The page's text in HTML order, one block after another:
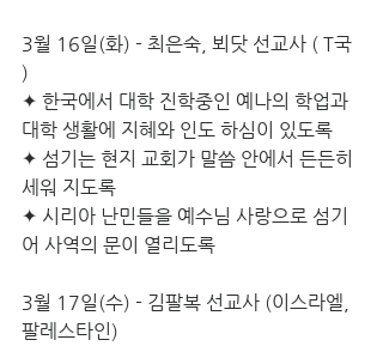
3월 16일(화) - 최은숙, 뵈닷 선교사 ( T국
)
✦ 한국에서 대학 진학중인 예나의 학업과
대학 생활에 지혜와 인도 하심이 있도록
✦ 섬기는 현지 교회가 말씀 안에서 든든히
세워 지도록
✦ 시리아 난민들을 예수님 사랑으로 섬기
어 사역의 문이 열리도록
3월 17일(수) - 김팔복 선교사 (이스라엘,
팔레스타인)